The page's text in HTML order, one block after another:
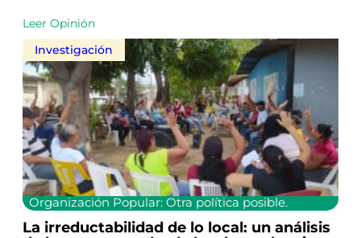
Leer Opinión
Investigación
Organización Popular: Otra política posible.
La irreductabilidad de lo local: un análisis